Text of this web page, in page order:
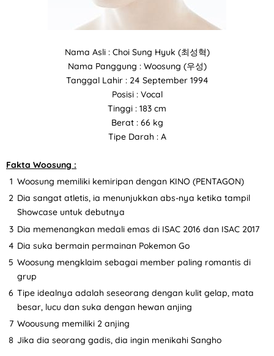
Nama Asli : Choi Sung Hyuk (최성혁)
Nama Panggung : Woosung (우성)
Tanggal Lahir : 24 September 1994
Posisi : Vocal
Tinggi : 183 cm
Berat : 66 kg
Tipe Darah : A
Fakta Woosung :
Woosung memiliki kemiripan dengan KINO (PENTAGON)
Dia sangat atletis, ia menunjukkan abs-nya ketika tampil
Showcase untuk debutnya
Dia memenangkan medali emas di ISAC 2016 dan ISAC 2017
Dia suka bermain permainan Pokemon Go
Woosung mengklaim sebagai member paling romantis di
grup
Tipe idealnya adalah seseorang dengan kulit gelap, mata
besar, lucu dan suka dengan hewan anjing
Woousung memiliki 2 anjing
Jika dia seorang gadis, dia ingin menikahi Sangho